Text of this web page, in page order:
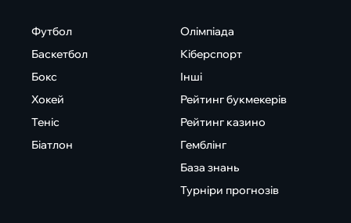
Футбол
Баскетбол
Бокс
Хокей
Теніс
Біатлон
Олімпіада
Кіберспорт
Інші
Рейтинг букмекерів
Рейтинг казино
Гемблінг
База знань
Турніри прогнозів